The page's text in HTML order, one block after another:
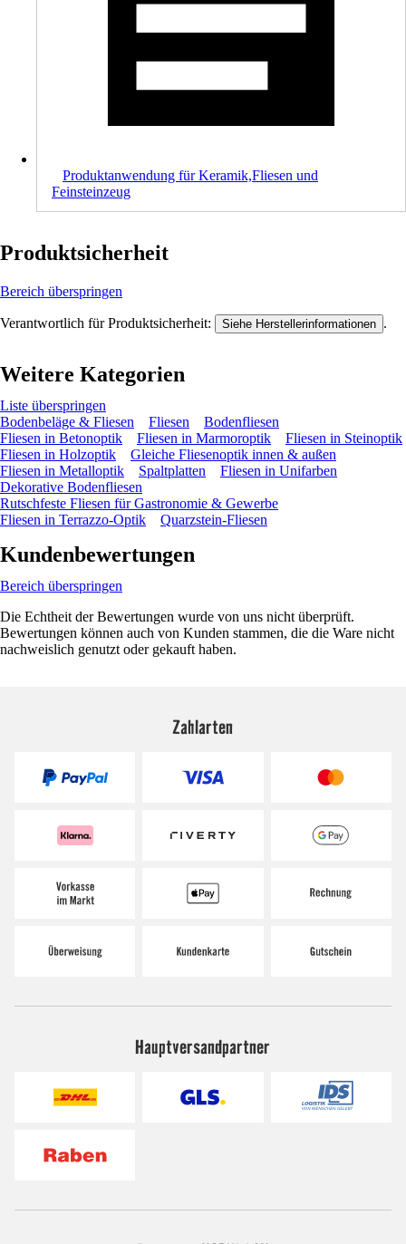
Produktanwendung für Keramik,Fliesen und
Feinsteinzeug
Produktsicherheit
Bereich überspringen
Verantwortlich für Produktsicherheit: Siehe Herstellerinformationen .
Weitere Kategorien
Liste überspringen
Bodenbeläge & Fliesen
Fliesen
Bodenfliesen
Fliesen in Betonoptik
Fliesen in Marmoroptik
Fliesen in Steinoptik
Fliesen in Holzoptik
Gleiche Fliesenoptik innen & außen
Fliesen in Metalloptik
Spaltplatten
Fliesen in Unifarben
Dekorative Bodenfliesen
Rutschfeste Fliesen für Gastronomie & Gewerbe
Fliesen in Terrazzo-Optik
Quarzstein-Fliesen
Kundenbewertungen
Bereich überspringen
Die Echtheit der Bewertungen wurde von uns nicht überprüft.
Bewertungen können auch von Kunden stammen, die die Ware nicht
nachweislich genutzt oder gekauft haben.
Zahlarten
Hauptversandpartner